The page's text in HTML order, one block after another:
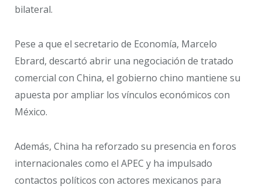
bilateral.
Pese a que el secretario de Economía, Marcelo
Ebrard, descartó abrir una negociación de tratado
comercial con China, el gobierno chino mantiene su
apuesta por ampliar los vínculos económicos con
México.
Además, China ha reforzado su presencia en foros
internacionales como el APEC y ha impulsado
contactos políticos con actores mexicanos para